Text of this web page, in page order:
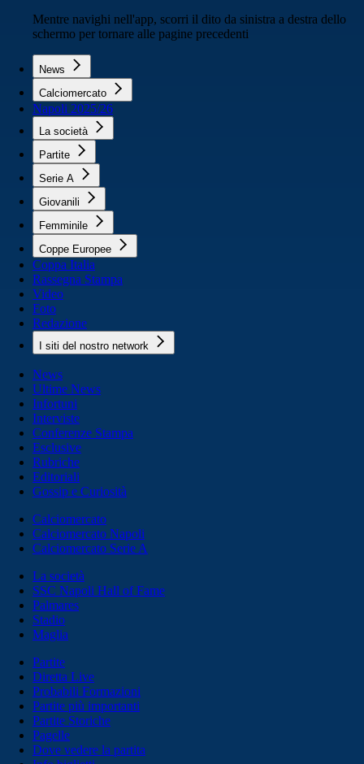
Mentre navighi nell'app, scorri il dito da sinistra a destra dello
schermo per tornare alle pagine precedenti
News
Calciomercato
Napoli 2025/26
La società
Partite
Serie A
Giovanili
Femminile
Coppe Europee
Coppa Italia
Rassegna Stampa
Video
Foto
Redazione
I siti del nostro network
News
Ultime News
Infortuni
Interviste
Conferenze Stampa
Esclusive
Rubriche
Editoriali
Gossip e Curiosità
Calciomercato
Calciomercato Napoli
Calciomercato Serie A
La società
SSC Napoli Hall of Fame
Palmares
Stadio
Maglia
Partite
Diretta Live
Probabili Formazioni
Partite più importanti
Partite Storiche
Pagelle
Dove vedere la partita